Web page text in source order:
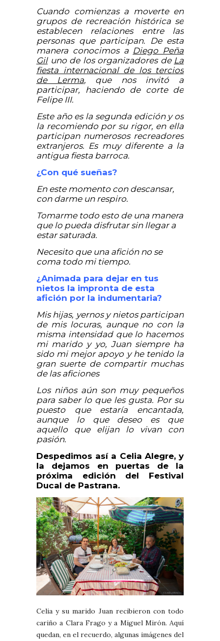
Cuando comienzas a moverte en
grupos de recreación histórica se
establecen relaciones entre las
personas que participan. De esta
manera conocimos a Diego Peña
Giluno de los organizadores de La
fiesta internacional de los tercios
de Lerma, que nos invitó a
participar, haciendo de corte de
Felipe III.
Este año es la segunda edición y os
la recomiendo por su rigor, en ella
participan numerosos recreadores
extranjeros. Es muy diferente a la
antigua fiesta barroca.
¿Con qué sueñas?
En este momento con descansar,
con darme un respiro.
Tomarme todo esto de una manera
que lo pueda disfrutar sin llegar a
estar saturada.
Necesito que una afición no se
coma todo mi tiempo.
¿Animada para dejar en tus
nietos la impronta de esta
afición por la indumentaria?
Mis hijas, yernos y nietos participan
de mis locuras, aunque no con la
misma intensidad que lo hacemos
mi marido y yo, Juan siempre ha
sido mi mejor apoyo y he tenido la
gran suerte de compartir muchas
de las aficiones
Los niños aún son muy pequeños
para saber lo que les gusta. Por su
puesto que estaría encantada,
aunque lo que deseo es que
aquello que elijan lo vivan con
pasión.
Despedimos así a Celia Alegre, y
la dejamos en puertas de la
próxima edición del Festival
Ducal de Pastrana.
Celia y su marido Juan recibieron con todo
cariño a Clara Frago y a Miguel Mirón. Aquí
quedan, en el recuerdo, algunas imágenes del